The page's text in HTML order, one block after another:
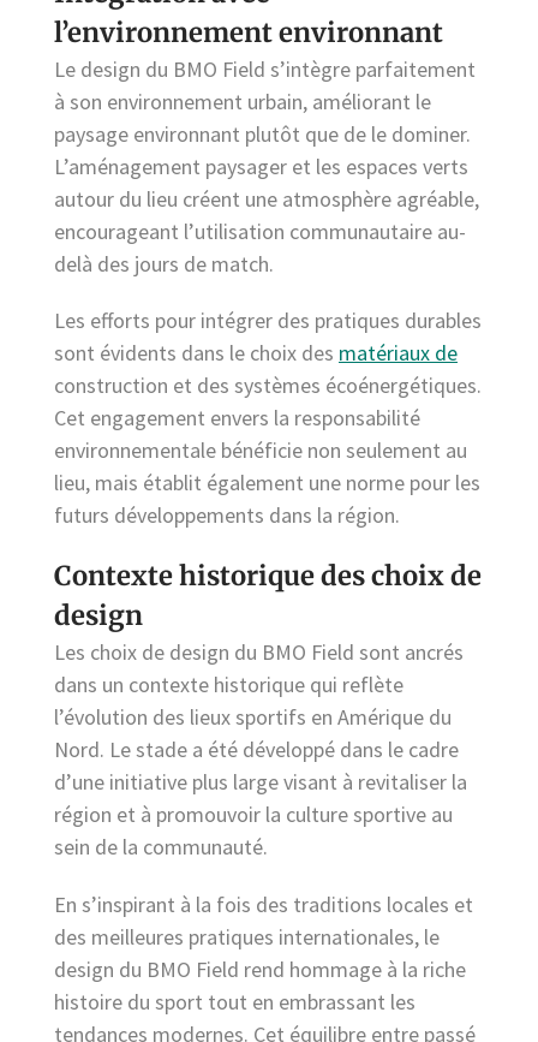
l’environnement environnant
Le design du BMO Field s’intègre parfaitement
à son environnement urbain, améliorant le
paysage environnant plutôt que de le dominer.
L’aménagement paysager et les espaces verts
autour du lieu créent une atmosphère agréable,
encourageant l’utilisation communautaire au-
delà des jours de match.
Les efforts pour intégrer des pratiques durables
sont évidents dans le choix des matériaux de
construction et des systèmes écoénergétiques.
Cet engagement envers la responsabilité
environnementale bénéficie non seulement au
lieu, mais établit également une norme pour les
futurs développements dans la région.
Contexte historique des choix de
design
Les choix de design du BMO Field sont ancrés
dans un contexte historique qui reflète
l’évolution des lieux sportifs en Amérique du
Nord. Le stade a été développé dans le cadre
d’une initiative plus large visant à revitaliser la
région et à promouvoir la culture sportive au
sein de la communauté.
En s’inspirant à la fois des traditions locales et
des meilleures pratiques internationales, le
design du BMO Field rend hommage à la riche
histoire du sport tout en embrassant les
tendances modernes. Cet équilibre entre passé